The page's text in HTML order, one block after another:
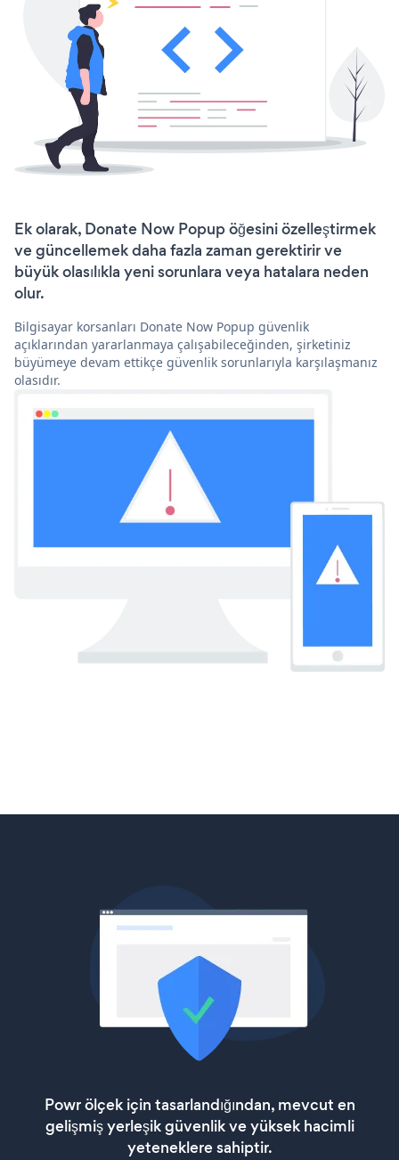
Ek olarak, Donate Now Popup öğesini özelleştirmek
ve güncellemek daha fazla zaman gerektirir ve
büyük olasılıkla yeni sorunlara veya hatalara neden
olur.
Bilgisayar korsanları Donate Now Popup güvenlik
açıklarından yararlanmaya çalışabileceğinden, şirketiniz
büyümeye devam ettikçe güvenlik sorunlarıyla karşılaşmanız
olasıdır.
Powr ölçek için tasarlandığından, mevcut en
gelişmiş yerleşik güvenlik ve yüksek hacimli
yeteneklere sahiptir.